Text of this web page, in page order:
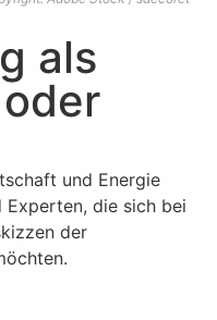
als
und Energie
Experten, die sich bei
der